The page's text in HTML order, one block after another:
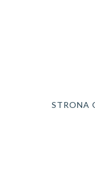
STRONA